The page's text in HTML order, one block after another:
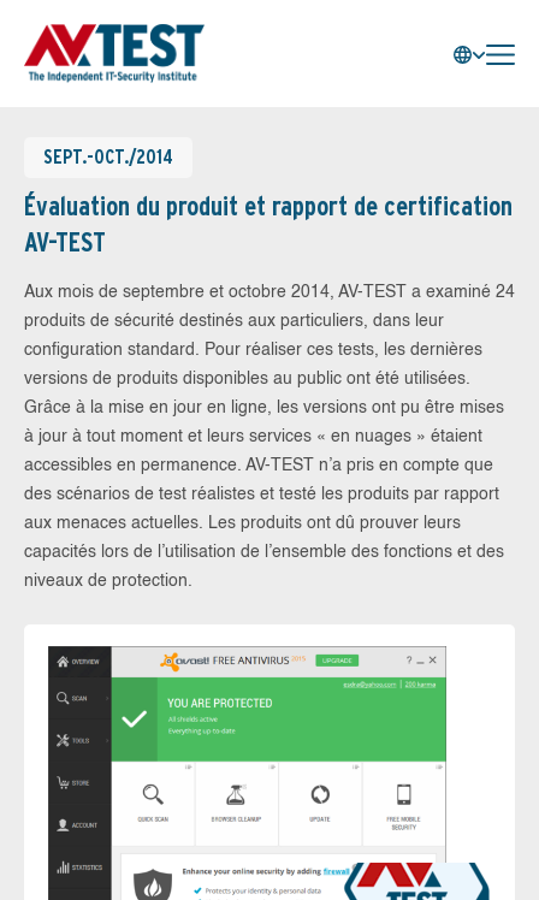
SEPT.-OCT./2014
Évaluation du produit et rapport de certification
AV-TEST
Aux mois de septembre et octobre 2014, AV-TEST a examiné 24
produits de sécurité destinés aux particuliers, dans leur
configuration standard. Pour réaliser ces tests, les dernières
versions de produits disponibles au public ont été utilisées.
Grâce à la mise en jour en ligne, les versions ont pu être mises
à jour à tout moment et leurs services « en nuages » étaient
accessibles en permanence. AV-TEST n’a pris en compte que
des scénarios de test réalistes et testé les produits par rapport
aux menaces actuelles. Les produits ont dû prouver leurs
capacités lors de l’utilisation de l’ensemble des fonctions et des
niveaux de protection.